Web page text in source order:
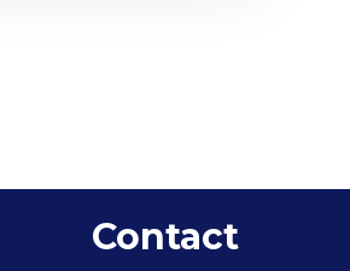
Contact